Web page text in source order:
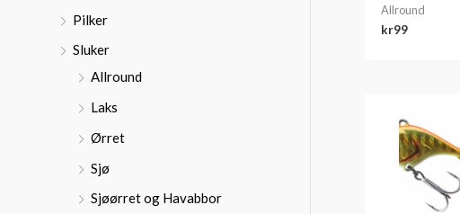
Pilker
Sluker
Allround
Laks
Ørret
Sjø
Sjøørret og Havabbor
Allround
kr99